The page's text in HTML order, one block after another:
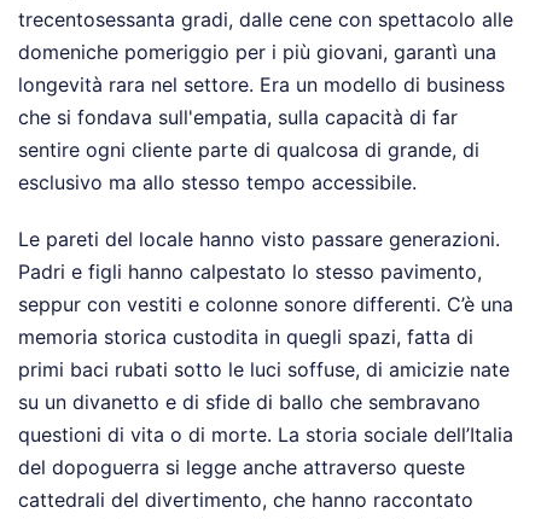
trecentosessanta gradi, dalle cene con spettacolo alle
domeniche pomeriggio per i più giovani, garantì una
longevità rara nel settore. Era un modello di business
che si fondava sull'empatia, sulla capacità di far
sentire ogni cliente parte di qualcosa di grande, di
esclusivo ma allo stesso tempo accessibile.
Le pareti del locale hanno visto passare generazioni.
Padri e figli hanno calpestato lo stesso pavimento,
seppur con vestiti e colonne sonore differenti. C’è una
memoria storica custodita in quegli spazi, fatta di
primi baci rubati sotto le luci soffuse, di amicizie nate
su un divanetto e di sfide di ballo che sembravano
questioni di vita o di morte. La storia sociale dell’Italia
del dopoguerra si legge anche attraverso queste
cattedrali del divertimento, che hanno raccontato